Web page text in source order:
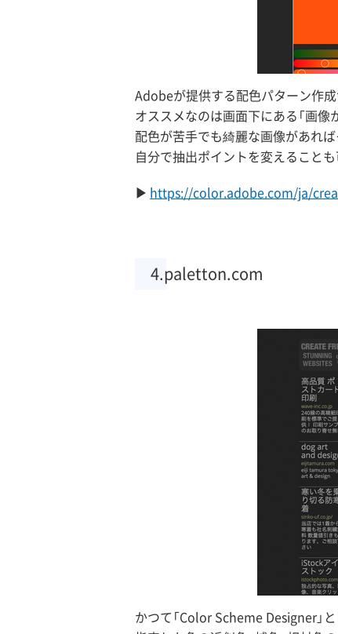
Adobeが提供する配色パターン作成
オススメなのは画面下にある「画像
配色が苦手でも綺麗な画像があれ
自分で抽出ポイントを変えること
https://color.adobe.com/ja/
4.paletton.com
かつて「Color Scheme Designer」